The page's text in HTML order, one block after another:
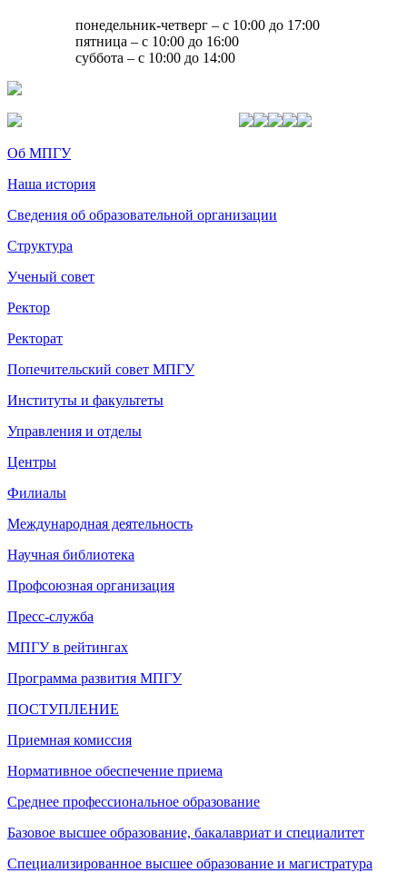
понедельник-четверг – с 10:00 до 17:00
пятница – с 10:00 до 16:00
суббота – с 10:00 до 14:00
Об МПГУ
Наша история
Сведения об образовательной организации
Структура
Ученый совет
Ректор
Ректорат
Попечительский совет МПГУ
Институты и факультеты
Управления и отделы
Центры
Филиалы
Международная деятельность
Научная библиотека
Профсоюзная организация
Пресс-служба
МПГУ в рейтингах
Программа развития МПГУ
ПОСТУПЛЕНИЕ
Приемная комиссия
Нормативное обеспечение приема
Среднее профессиональное образование
Базовое высшее образование, бакалавриат и специалитет
Специализированное высшее образование и магистратура